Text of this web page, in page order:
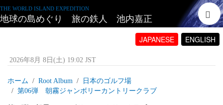
THE WORLD ISLAND EXPEDITION
地球の島めぐり 旅の鉄人 池内嘉正
JAPANESE ENGLISH
2026年8月 8日(土) 19:02 JST
ホーム Root Album
日本のゴルフ場
第06弾 朝霧ジャンボリーカントリークラブ